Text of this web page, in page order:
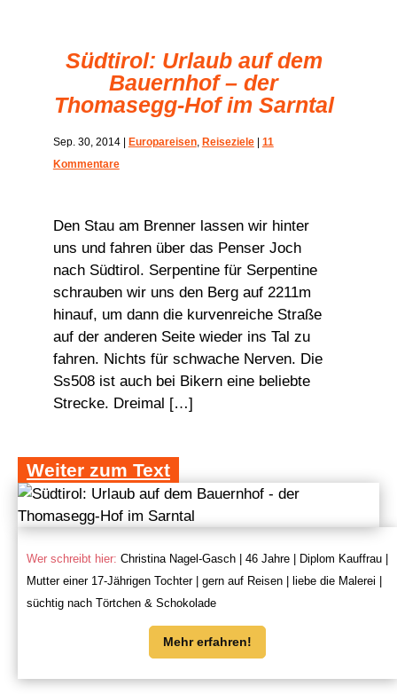
Südtirol: Urlaub auf dem
Bauernhof – der
Thomasegg-Hof im Sarntal
Sep. 30, 2014| Europareisen, Reiseziele| 11
Kommentare
Den Stau am Brenner lassen wir hinter
uns und fahren über das Penser Joch
nach Südtirol. Serpentine für Serpentine
schrauben wir uns den Berg auf 2211m
hinauf, um dann die kurvenreiche Straße
auf der anderen Seite wieder ins Tal zu
fahren. Nichts für schwache Nerven. Die
Ss508 ist auch bei Bikern eine beliebte
Strecke. Dreimal […]
Weiter zum Text
Wer schreibt hier: Christina Nagel-Gasch | 46 Jahre | Diplom Kauffrau |
Mutter einer 17-Jährigen Tochter | gern auf Reisen | liebe die Malerei |
süchtig nach Törtchen & Schokolade
Mehr erfahren!